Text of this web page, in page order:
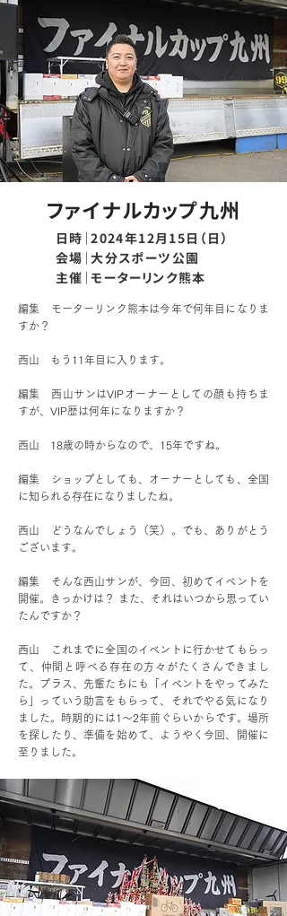
ファイナルカップ九州
日時｜2024年12月15日（日）
会場｜大分スポーツ公園
主催｜モーターリンク熊本
編集 モーターリンク熊本は今年で何年目になりま
すか？
西山 もう11年目に入ります。
編集 西山サンはVIPオーナーとしての顔も持ちま
すが、VIP歴は何年になりますか？
西山 18歳の時からなので、15年ですね。
編集 ショップとしても、オーナーとしても、全国
に知られる存在になりましたね。
西山 どうなんでしょう（笑）。でも、ありがとう
ございます。
編集 そんな西山サンが、今回、初めてイベントを
開催。きっかけは？ また、それはいつから思ってい
たんですか？
西山 これまでに全国のイベントに行かせてもらっ
て、仲間と呼べる存在の方々がたくさんできまし
た。プラス、先輩たちにも「イベントをやってみた
ら」っていう助言をもらって、それでやる気になり
ました。時期的には1～2年前ぐらいからです。場所
を探したり、準備を始めて、ようやく今回、開催に
至りました。